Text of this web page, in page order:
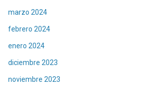
marzo 2024
febrero 2024
enero 2024
diciembre 2023
noviembre 2023